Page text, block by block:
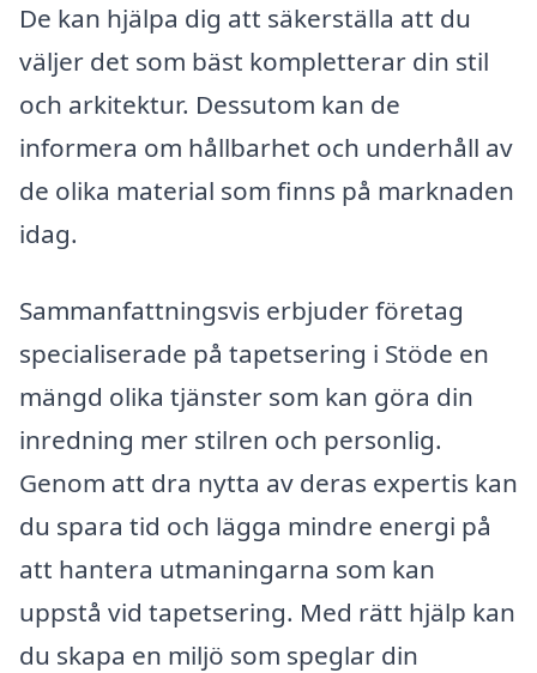
De kan hjälpa dig att säkerställa att du
väljer det som bäst kompletterar din stil
och arkitektur. Dessutom kan de
informera om hållbarhet och underhåll av
de olika material som finns på marknaden
idag.
Sammanfattningsvis erbjuder företag
specialiserade på tapetsering i Stöde en
mängd olika tjänster som kan göra din
inredning mer stilren och personlig.
Genom att dra nytta av deras expertis kan
du spara tid och lägga mindre energi på
att hantera utmaningarna som kan
uppstå vid tapetsering. Med rätt hjälp kan
du skapa en miljö som speglar din